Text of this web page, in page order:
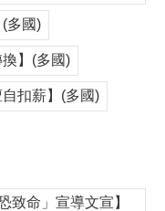
(多國)
換】(多國)
自扣薪】(多國)
致命」宣導文宣】